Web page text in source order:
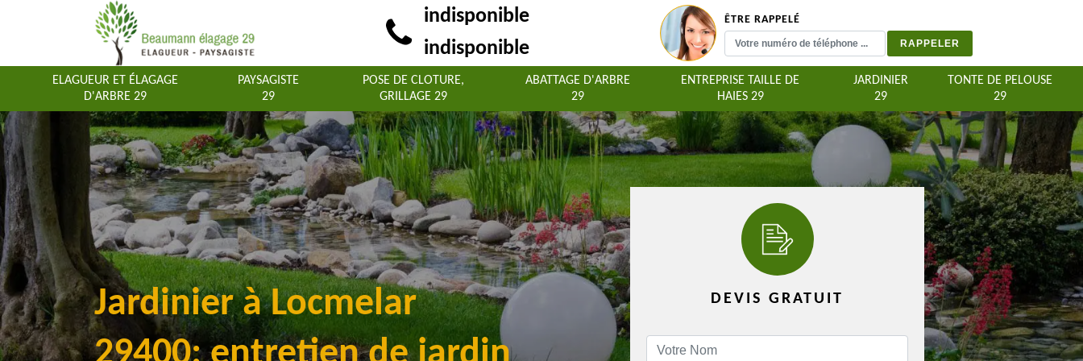
indisponible
indisponible
ÊTRE RAPPELÉ
ELAGUEUR ET ÉLAGAGE
D'ARBRE 29
PAYSAGISTE
29
POSE DE CLOTURE,
GRILLAGE 29
ABATTAGE D'ARBRE
29
ENTREPRISE TAILLE DE
HAIES 29
JARDINIER
29
TONTE DE PELOUSE
29
Jardinier à Locmelar
DEVIS GRATUIT